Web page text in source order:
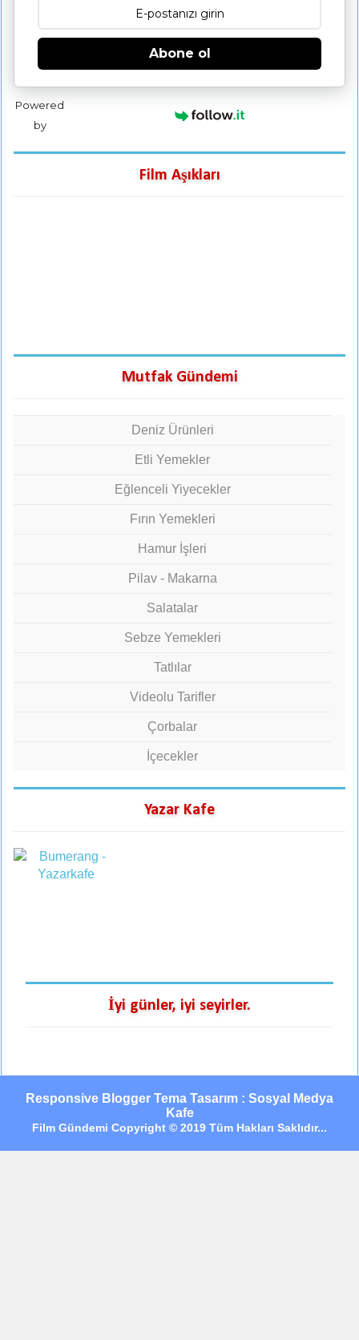
Abone ol
Powered
by
Film Aşıkları
Mutfak Gündemi
Deniz Ürünleri
Etli Yemekler
Eğlenceli Yiyecekler
Fırın Yemekleri
Hamur İşleri
Pilav - Makarna
Salatalar
Sebze Yemekleri
Tatlılar
Videolu Tarifler
Çorbalar
İçecekler
Yazar Kafe
İyi günler, iyi seyirler.
Responsive Blogger Tema Tasarım : Sosyal Medya
Kafe
Film Gündemi Copyright © 2019 Tüm Hakları Saklıdır...